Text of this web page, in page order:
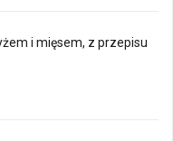
i mięsem, z przepisu